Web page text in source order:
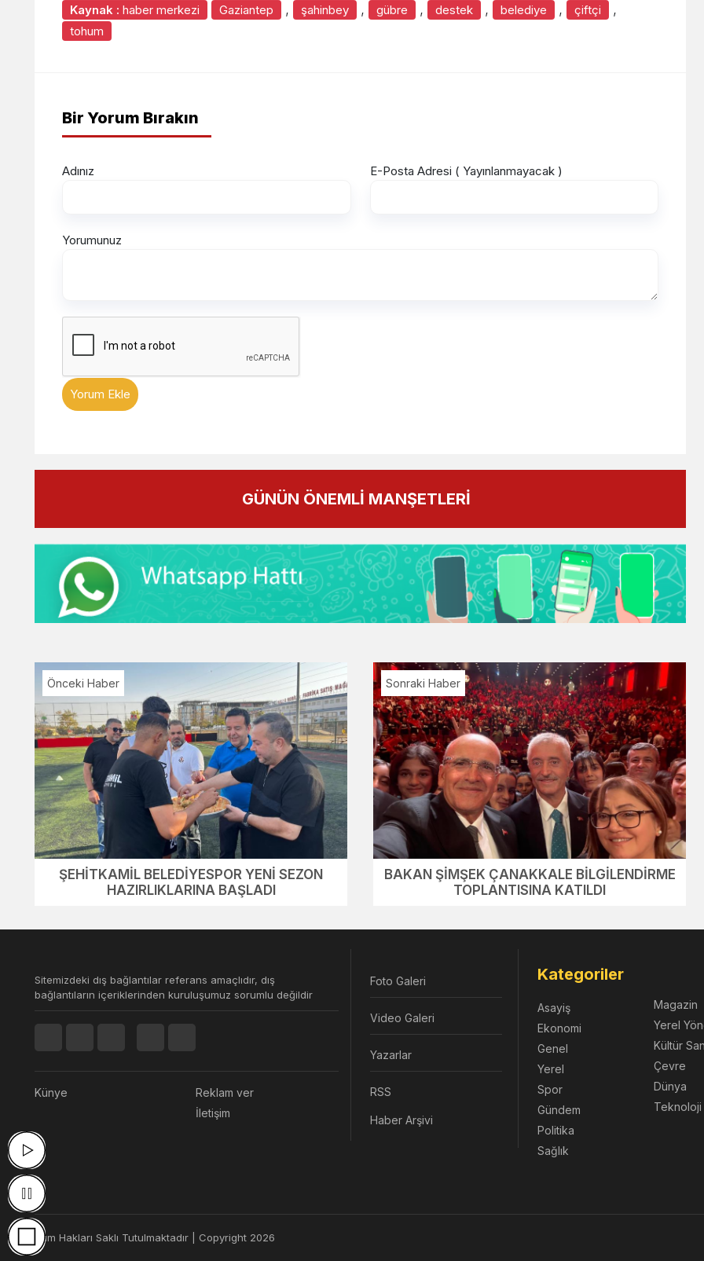
Kaynak : haber merkezi Gaziantep , şahinbey , gübre , destek , belediye , çiftçi ,
tohum
Bir Yorum Bırakın
Adınız E-Posta Adresi ( Yayınlanmayacak )
Yorumunuz
Yorum Ekle
GÜNÜN ÖNEMLİ MANŞETLERİ
Önceki Haber
ŞEHİTKAMİL BELEDİYESPOR YENİ SEZON
HAZIRLIKLARINA BAŞLADI
Sonraki Haber
BAKAN ŞİMŞEK ÇANAKKALE BİLGİLENDİRME
TOPLANTISINA KATILDI
Sitemizdeki dış bağlantılar referans amaçlıdır, dış
bağlantıların içeriklerinden kuruluşumuz sorumlu değildir
Künye
Reklam ver
İletişim
Foto Galeri
Video Galeri
Yazarlar
RSS
Haber Arşivi
Kategoriler
Asayiş
Ekonomi
Genel
Yerel
Spor
Gündem
Politika
Sağlık
Magazin
Yerel
Kültür
Çevre
Dünya
Teknoloji
Tüm Hakları Saklı Tutulmaktadır | Copyright 2026